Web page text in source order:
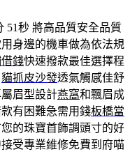
51秒 將高品質安全品質
身邊的機車做為依法規
錢快速撥款最佳選擇程
貓抓皮沙發透氣觸感佳舒
眉型設計燕窩和飄眉成
有困難急需用錢板橋當
的珠寶首飾調頭寸的好
受專業維修免費到府喵